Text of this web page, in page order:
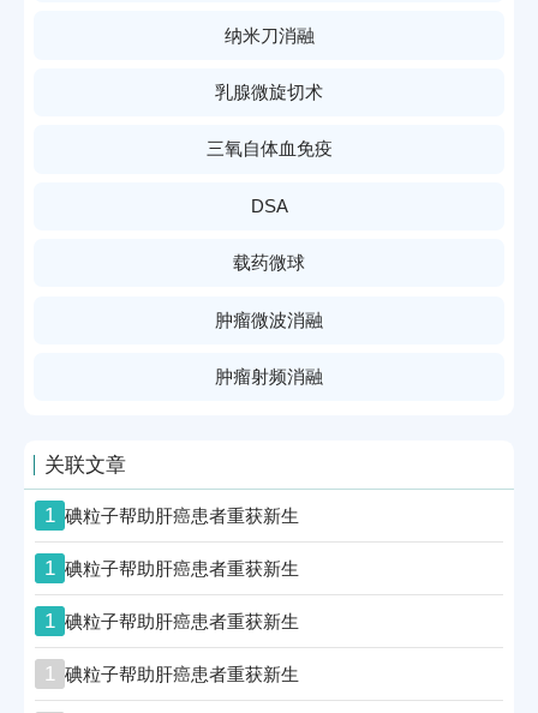
纳米刀消融
乳腺微旋切术
三氧自体血免疫
DSA
载药微球
肿瘤微波消融
肿瘤射频消融
关联文章
1 碘粒子帮助肝癌患者重获新生
1 碘粒子帮助肝癌患者重获新生
1 碘粒子帮助肝癌患者重获新生
1 碘粒子帮助肝癌患者重获新生